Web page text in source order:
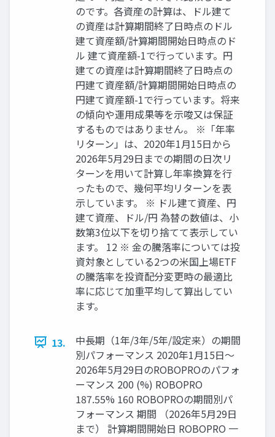
のです。各資産の計算は、ドル建て
の資産は計算期間終了日時点のドル
建て資産額/計算期間開始日時点のド
ル 建て資産額-1で行っています。円
建ての資産は計算期間終了日時点の
円建て資産額/計算期間開始日時点の
円建て資産額-1で行っています。将来
の傾向や運用成果等を示唆又は保証
するものではありません。 ※「年率
リターン」は、2020年1月15日から
2026年5月29日までの期間の日次リ
ターンを用いて計算し年率換算を行
ったもので、幾何平均リターンを表
示しています。 ※ ドル建て資産、円
建て資産、ドル/円 為替の数値は、小
数第3位以下を切り捨てて表示してい
ます。 12 ※ 金の騰落率については投
資対象としている2つの米国上場ETF
の騰落率を投資配分変更時の最適比
率に応じて加重平均して算出してい
ます。
13.
中長期（1年/3年/5年/設定来）の期間
別パフォーマンス 2020年1月15日～
2026年5月29日のROBOPROのパフォ
ーマンス 200 (%) ROBOPRO
187.55% 160 ROBOPROの期間別パ
フォーマンス 期間 （2026年5月29日
まで） 計算期間開始日 ROBOPRO 一